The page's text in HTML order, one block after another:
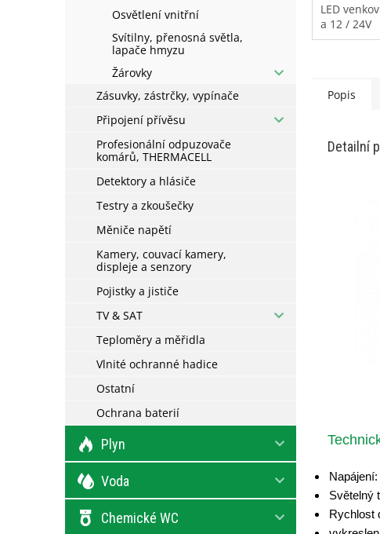
Osvětlení vnitřní
Svítilny, přenosná světla,
lapače hmyzu
Žárovky
Zásuvky, zástrčky, vypínače
Připojení přívěsu
Profesionální odpuzovače
komárů, THERMACELL
Detektory a hlásiče
Testry a zkoušečky
Měniče napětí
Kamery, couvací kamery,
displeje a senzory
Pojistky a jističe
TV & SAT
Teploměry a měřidla
Vlnité ochranné hadice
Ostatní
Ochrana baterií
Plyn
Voda
Chemické WC
LED
a 12 / 24V
Popis
Detailní
Světelný
Rychlost